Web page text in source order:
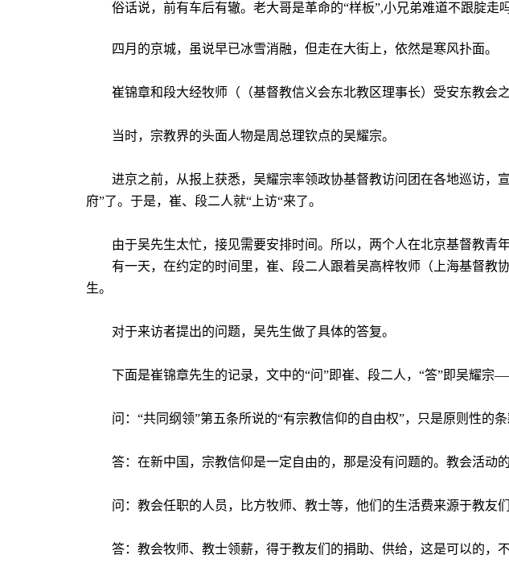
俗话说，前有车后有辙。老大哥是革命的“样板”,小兄弟难道不跟腚走
四月的京城，虽说早已冰雪消融，但走在大街上，依然是寒风扑面。
崔锦章和段大经牧师（（基督教信义会东北教区理事长）受安东教会之
当时，宗教界的头面人物是周总理钦点的吴耀宗。
进京之前，从报上获悉，吴耀宗率领政协基督教访问团在各地巡访，
府”了。于是，崔、段二人就“上访“来了。
由于吴先生太忙，接见需要安排时间。所以，两个人在北京基督教青年
有一天，在约定的时间里，崔、段二人跟着吴高梓牧师（上海基督教
生。
对于来访者提出的问题， 吴先生做了具体的答复。
下面是崔锦章先生的记录，文中的“问”即崔、段二人，“答”即吴耀宗
问：“共同纲领”第五条所说的“有宗教信仰的自由权”，只是原则性的
答：在新中国，宗教信仰是一定自由的，那是没有问题的。教会活动
问：教会任职的人员，比方牧师、教士等，他们的生活费来源于教友
答：教会牧师、教士领薪，得于教友们的捐助、供给，这是可以的，